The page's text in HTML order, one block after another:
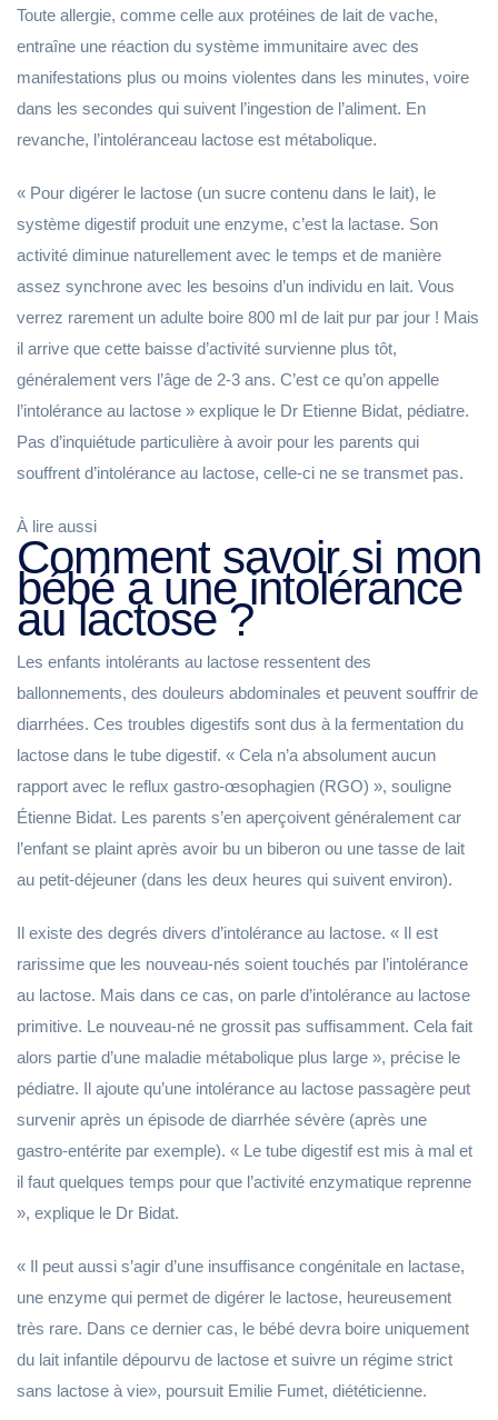
Toute allergie, comme celle aux protéines de lait de vache,
entraîne une réaction du système immunitaire avec des
manifestations plus ou moins violentes dans les minutes, voire
dans les secondes qui suivent l’ingestion de l’aliment. En
revanche, l’intoléranceau lactose est métabolique.
« Pour digérer le lactose (un sucre contenu dans le lait), le
système digestif produit une enzyme, c’est la lactase. Son
activité diminue naturellement avec le temps et de manière
assez synchrone avec les besoins d’un individu en lait. Vous
verrez rarement un adulte boire 800 ml de lait pur par jour ! Mais
il arrive que cette baisse d’activité survienne plus tôt,
généralement vers l’âge de 2-3 ans. C’est ce qu’on appelle
l’intolérance au lactose » explique le Dr Etienne Bidat, pédiatre.
Pas d’inquiétude particulière à avoir pour les parents qui
souffrent d’intolérance au lactose, celle-ci ne se transmet pas.
À lire aussi
Comment savoir si mon
bébé a une intolérance
au lactose ?
Les enfants intolérants au lactose ressentent des
ballonnements, des douleurs abdominales et peuvent souffrir de
diarrhées. Ces troubles digestifs sont dus à la fermentation du
lactose dans le tube digestif. « Cela n’a absolument aucun
rapport avec le reflux gastro-œsophagien (RGO) », souligne
Étienne Bidat. Les parents s’en aperçoivent généralement car
l’enfant se plaint après avoir bu un biberon ou une tasse de lait
au petit-déjeuner (dans les deux heures qui suivent environ).
Il existe des degrés divers d’intolérance au lactose. « Il est
rarissime que les nouveau-nés soient touchés par l’intolérance
au lactose. Mais dans ce cas, on parle d’intolérance au lactose
primitive. Le nouveau-né ne grossit pas suffisamment. Cela fait
alors partie d’une maladie métabolique plus large », précise le
pédiatre. Il ajoute qu’une intolérance au lactose passagère peut
survenir après un épisode de diarrhée sévère (après une
gastro-entérite par exemple). « Le tube digestif est mis à mal et
il faut quelques temps pour que l’activité enzymatique reprenne
», explique le Dr Bidat.
« Il peut aussi s’agir d’une insuffisance congénitale en lactase,
une enzyme qui permet de digérer le lactose, heureusement
très rare. Dans ce dernier cas, le bébé devra boire uniquement
du lait infantile dépourvu de lactose et suivre un régime strict
sans lactose à vie», poursuit Emilie Fumet, diététicienne.